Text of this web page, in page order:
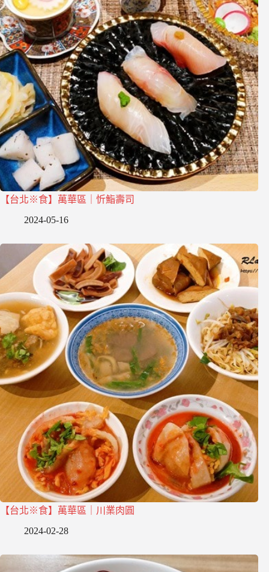
【台北※食】萬華區｜忻鮨壽司
2024-05-16
【台北※食】萬華區｜川業肉圓
2024-02-28